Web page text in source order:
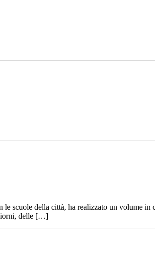
le scuole della città, ha realizzato un volume
delle […]